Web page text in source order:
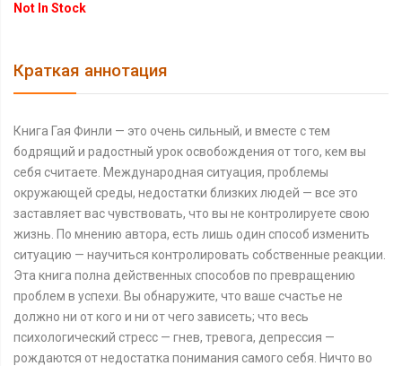
Not In Stock
Краткая аннотация
Книга Гая Финли — это очень сильный, и вместе с тем
бодрящий и радостный урок освобождения от того, кем вы
себя считаете. Международная ситуация, проблемы
окружающей среды, недостатки близких людей — все это
заставляет вас чувствовать, что вы не контролируете свою
жизнь. По мнению автора, есть лишь один способ изменить
ситуацию — научиться контролировать собственные реакции.
Эта книга полна действенных способов по превращению
проблем в успехи. Вы обнаружите, что ваше счастье не
должно ни от кого и ни от чего зависеть; что весь
психологический стресс — гнев, тревога, депрессия —
рождаются от недостатка понимания самого себя. Ничто во